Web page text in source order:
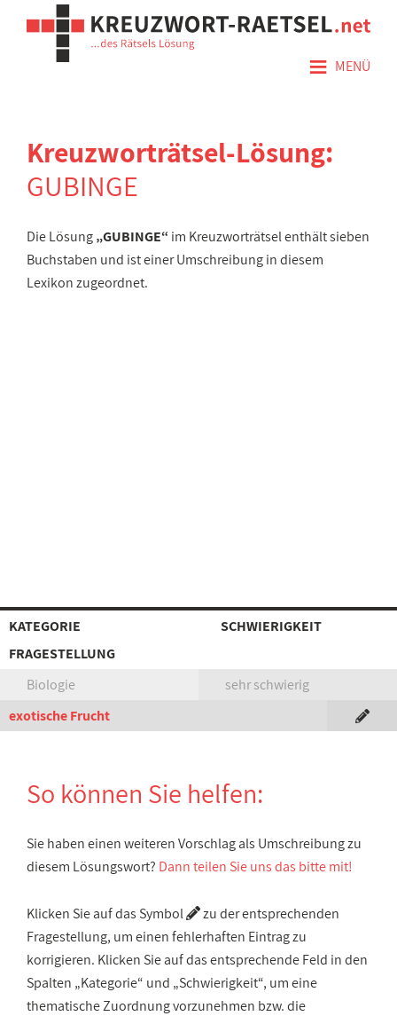
≡ MENÜ
Kreuzworträtsel-Lösung:
GUBINGE
Die Lösung„GUBINGE“ im Kreuzworträtsel enthält sieben
Buchstaben und ist einer Umschreibung in diesem
Lexikon zugeordnet.
KATEGORIE
SCHWIERIGKEIT
FRAGESTELLUNG
Biologie
sehr schwierig
exotische Frucht
So können Sie helfen:
Sie haben einen weiteren Vorschlag als Umschreibung zu
diesem Lösungswort? Dann teilen Sie uns das bitte mit!
Klicken Sie auf das Symbol
zu der entsprechenden
Fragestellung, um einen fehlerhaften Eintrag zu
korrigieren. Klicken Sie auf das entsprechende Feld in den
Spalten „Kategorie“ und „Schwierigkeit“, um eine
thematische Zuordnung vorzunehmen bzw. die